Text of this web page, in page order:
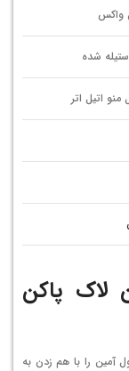
واکس
شده
اتیل اتر
لاک پاکن
آمین را با هم زدن به